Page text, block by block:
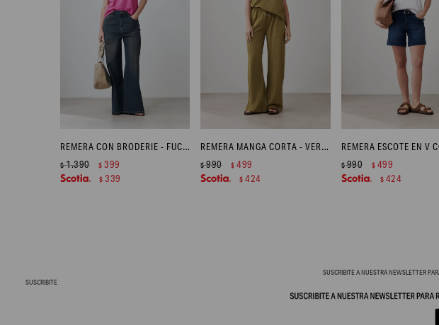
REMERA CON BRODERIE - FUCSIA
$1.390 $ 399
$ 339
REMERA MANGA CORTA - VERDE OLIVA
$990 $ 499
$ 424
$990 $ 499
$ 424
SUSCRIBITE A NUESTRA NEWSLETTER
SUSCRIBITE